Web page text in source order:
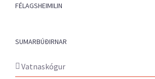
FÉLAGSHEIMILIN
SUMARBÚÐIRNAR
Vatnaskógur